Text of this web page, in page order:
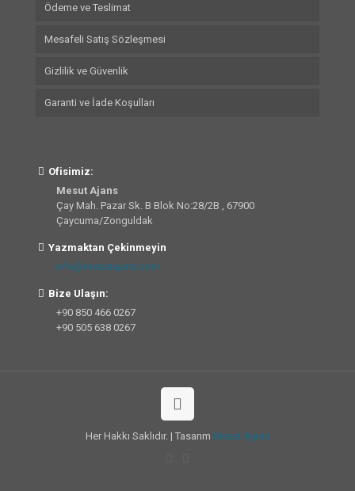
Ödeme ve Teslimat
Mesafeli Satış Sözleşmesi
Gizlilik ve Güvenlik
Garanti ve İade Koşulları
Ofisimiz:
Mesut Ajans
Çay Mah. Pazar Sk. B Blok No:28/2B , 67900
Çaycuma/Zonguldak
Yazmaktan Çekinmeyin
info@mesutajans.com
Bize Ulaşın:
+90 850 466 0267
+90 505 638 0267
Her Hakkı Saklıdır. | Tasarım Mesut Ajans